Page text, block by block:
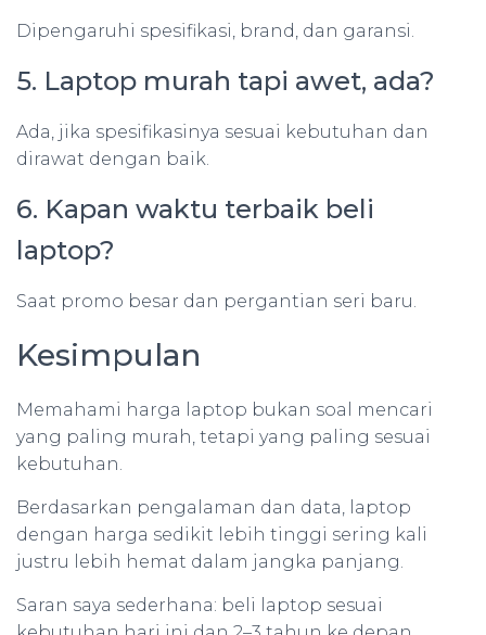
Dipengaruhi spesifikasi, brand, dan garansi.
5. Laptop murah tapi awet, ada?
Ada, jika spesifikasinya sesuai kebutuhan dan
dirawat dengan baik.
6. Kapan waktu terbaik beli
laptop?
Saat promo besar dan pergantian seri baru.
Kesimpulan
Memahami harga laptop bukan soal mencari
yang paling murah, tetapi yang paling sesuai
kebutuhan.
Berdasarkan pengalaman dan data, laptop
dengan harga sedikit lebih tinggi sering kali
justru lebih hemat dalam jangka panjang.
Saran saya sederhana: beli laptop sesuai